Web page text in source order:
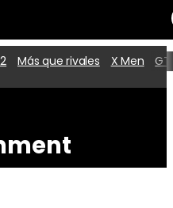
Más que rivales X Men